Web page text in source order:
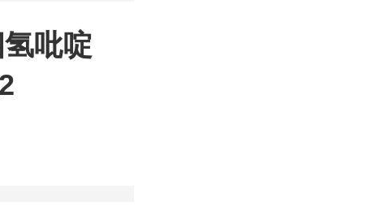
吡啶